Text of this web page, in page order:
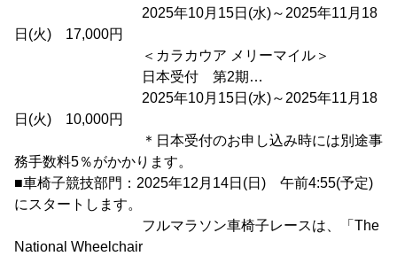
2025年10月15日(水)～2025年11月18
日(火) 17,000円
＜カラカウア メリーマイル＞
日本受付 第2期…
2025年10月15日(水)～2025年11月18
日(火) 10,000円
＊日本受付のお申し込み時には別途事
務手数料5％がかかります。
■車椅子競技部門：2025年12月14日(日) 午前4:55(予定)
にスタートします。
フルマラソン車椅子レースは、「The
National Wheelchair